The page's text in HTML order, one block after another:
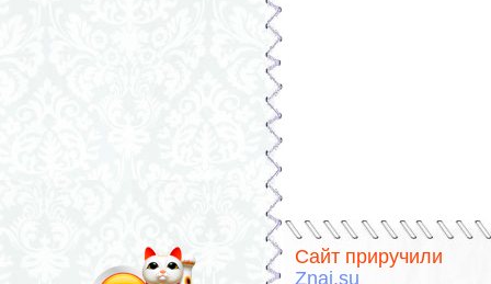
Сайт приручили
Znai.su